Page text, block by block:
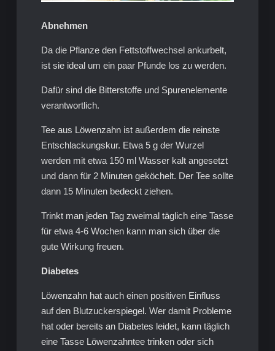
Abnehmen
Da die Pflanze den Fettstoffwechsel ankurbelt,
ist sie ideal um ein paar Pfunde los zu werden.
Dafür sind die Bitterstoffe und Spurenelemente
verantwortlich.
Tee aus Löwenzahn ist außerdem die reinste
Entschlackungskur. Etwa 5 g der Wurzel
werden mit etwa 150 ml Wasser kalt angesetzt
und dann für 2 Minuten geköchelt. Der Tee sollte
dann 15 Minuten bedeckt ziehen.
Trinkt man jeden Tag zweimal täglich eine Tasse
für etwa 4-6 Wochen kann man sich über die
gute Wirkung freuen.
Diabetes
Löwenzahn hat auch einen positiven Einfluss
auf den Blutzuckerspiegel. Wer damit Probleme
hat oder bereits an Diabetes leidet, kann täglich
eine Tasse Löwenzahntee trinken oder sich